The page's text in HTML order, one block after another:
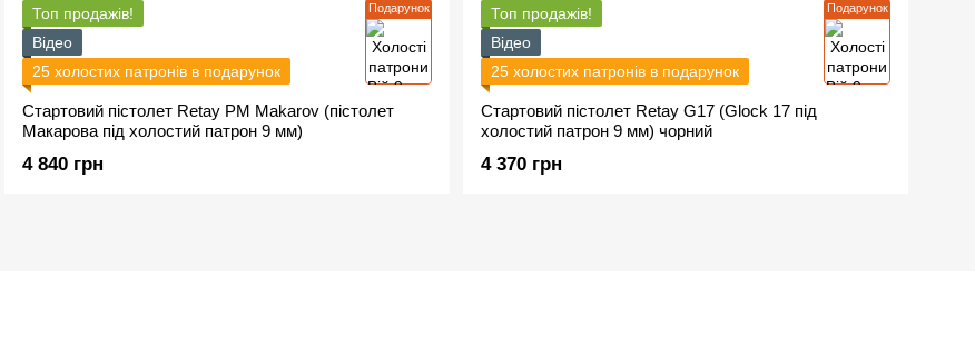
Подарунок
Топ продажів!
Відео
25 холостих патронів в подарунок
Стартовий пістолет Retay PM Makarov (пістолет
Макарова під холостий патрон 9 мм)
4 840 грн
Подарунок
Топ продажів!
Відео
25 холостих патронів в подарунок
Стартовий пістолет Retay G17 (Glock 17 під
холостий патрон 9 мм) чорний
4 370 грн